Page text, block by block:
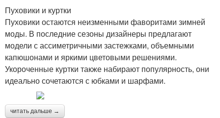
Пуховики и куртки
Пуховики остаются неизменными фаворитами зимней
моды. В последние сезоны дизайнеры предлагают
модели с ассиметричными застежками, объемными
капюшонами и яркими цветовыми решениями.
Укороченные куртки также набирают популярность, они
идеально сочетаются с юбками и шарфами.
читать дальше →